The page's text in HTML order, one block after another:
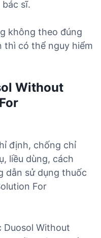
sĩ.
không theo đúng
thì có thể nguy hiểm
Without
định, chống chỉ
liều dùng, cách
dẫn sử dụng thuốc
For
Without